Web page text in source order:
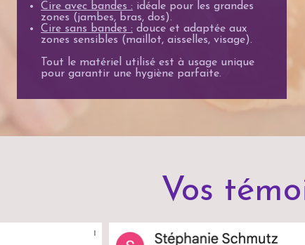
Cire avec bandes : idéale pour les grandes
zones (jambes, bras, dos).
Cire sans bandes : douce et adaptée aux
zones sensibles (maillot, aisselles, visage).
Tout le matériel utilisé est à usage unique
pour garantir une hygiène parfaite.
Vos